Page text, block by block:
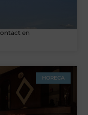
en
HORECA